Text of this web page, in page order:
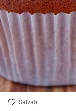
Salvați